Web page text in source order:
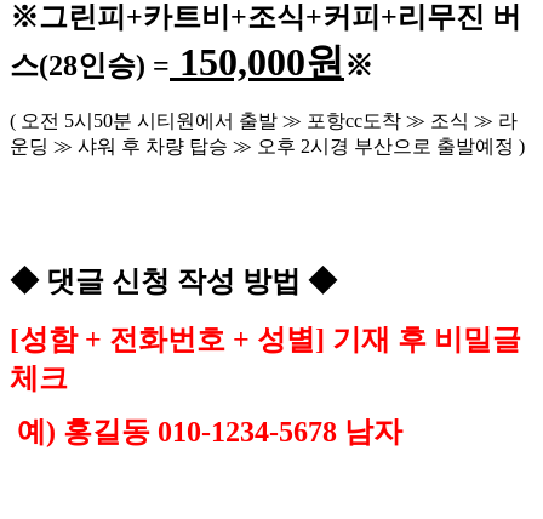
※그린피 +카트비 +조식+커피+리무진 버
스(28인승) = 150,000원 ※
( 오전 5시 50분 시티원에서 출발 ≫ 포항cc도착 ≫ 조식 ≫ 라
운딩 ≫ 샤워 후 차량 탑승 ≫ 오후 2시경 부산으로 출발예정 )
◆ 댓글 신청 작성 방법 ◆
[성함 + 전화번호 + 성별] 기재 후 비밀글
체크
예 ) 홍길동 010-1234-5678 남자